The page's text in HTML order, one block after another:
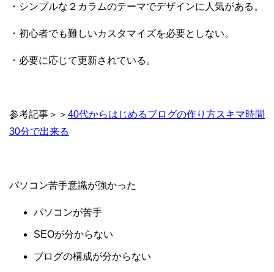
・シンプルな２カラムのテーマでデザインに人気がある。
・初心者でも難しいカスタマイズを必要としない。
・必要に応じて更新されている。
参考記事＞＞ 40代からはじめるブログの作り方スキマ時間
30分で出来る
パソコン苦手意識が強かった
パソコンが苦手
SEOが分からない
ブログの構成が分からない